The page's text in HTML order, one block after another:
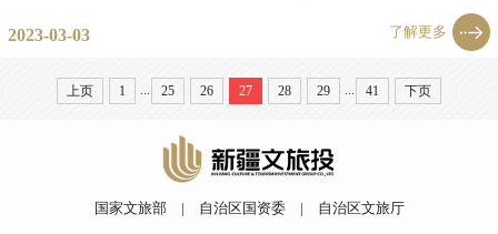
2023-03-03 了解更多
上页 1 ... 25 26 27 28 29 ... 41 下页
国家文旅部 自治区国资委 自治区文旅厅